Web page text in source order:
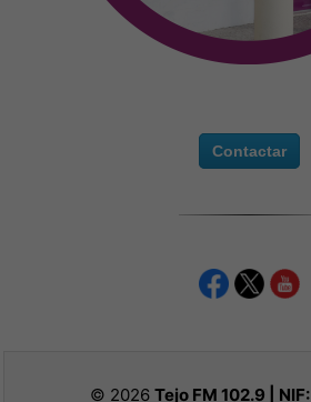
Contactar
© 2026 Tejo FM 102.9 | NIF: